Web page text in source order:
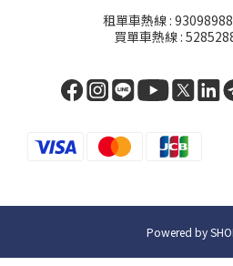
租單車熱線 :
買單車熱線 :
Powered by